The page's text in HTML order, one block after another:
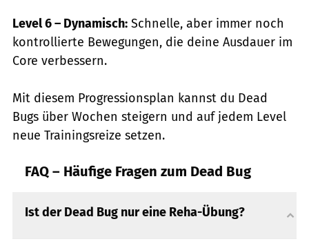
Level 6– Dynamisch: Schnelle, aber immer noch
kontrollierte Bewegungen, die deine Ausdauer im
Core verbessern.
Mit diesem Progressionsplan kannst du Dead
Bugs über Wochen steigern und auf jedem Level
neue Trainingsreize setzen.
FAQ – Häufige Fragen zum Dead Bug
Ist der Dead Bug nur eine Reha-Übung?